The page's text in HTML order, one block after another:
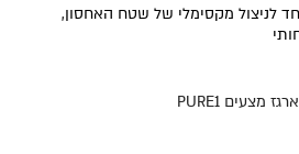
לניצול מקסימלי של שטח האחסון,